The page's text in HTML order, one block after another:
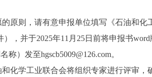
的原则，请有意申报单位填写《石油和
），并于2025年11 月 25日前将申报书word
称）发至hgscb5009@126.com。
和化学工业联合会将组织专家进行评审